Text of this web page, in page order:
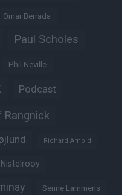
Omar Berrada
Paul Scholes
Phil Neville
Podcast
Rangnick
Richard Arnold
Senne Lammens